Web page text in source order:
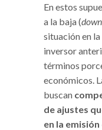
En estos
a la baja (
situación en
inversor
términos
económicos.
buscan
de ajustes
en la